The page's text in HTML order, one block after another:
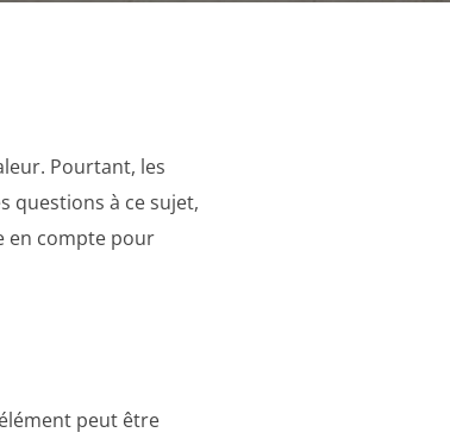
Pourtant, les
questions à ce sujet,
en compte pour
peut être